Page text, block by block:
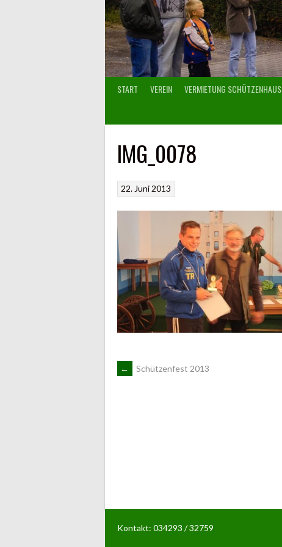
START VEREIN VERMIETUNG SCHÜTZENHAUS
IMG_0078
22. Juni 2013
ARTIKEL-
← Schützenfest 2013
Kontakt: 034293 / 32759